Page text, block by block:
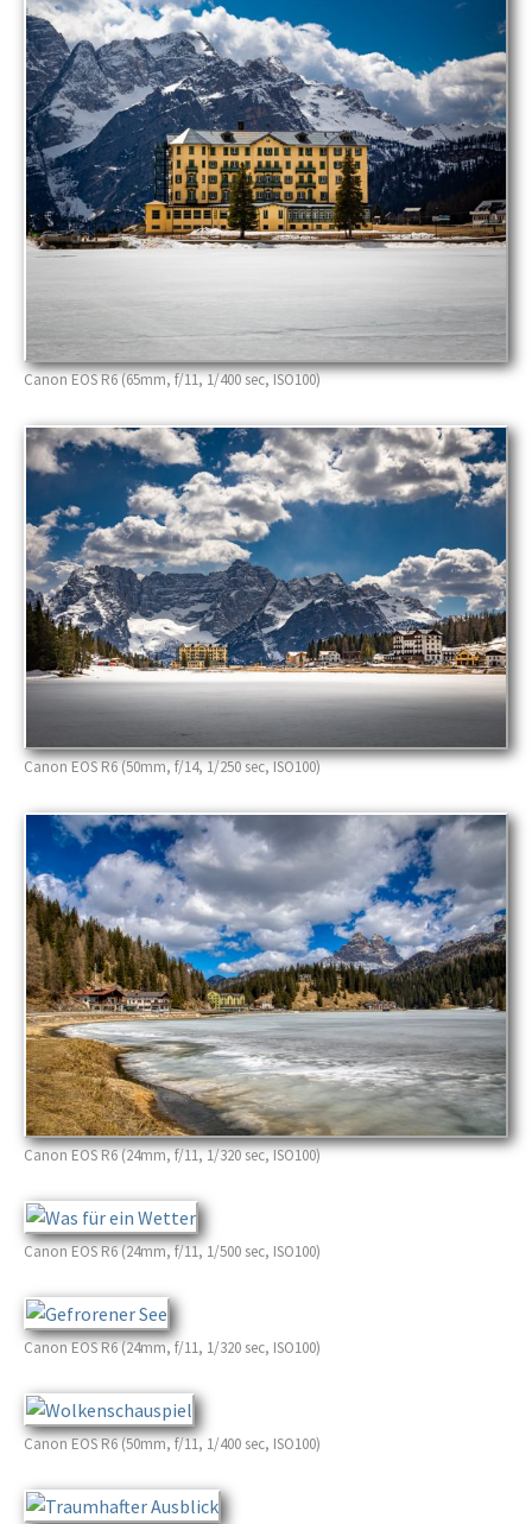
Canon EOS R6 (65mm, f/11, 1/400 sec, ISO100)
Canon EOS R6 (50mm, f/14, 1/250 sec, ISO100)
Canon EOS R6 (24mm, f/11, 1/320 sec, ISO100)
Canon EOS R6 (24mm, f/11, 1/500 sec, ISO100)
Canon EOS R6 (24mm, f/11, 1/320 sec, ISO100)
Canon EOS R6 (50mm, f/11, 1/400 sec, ISO100)